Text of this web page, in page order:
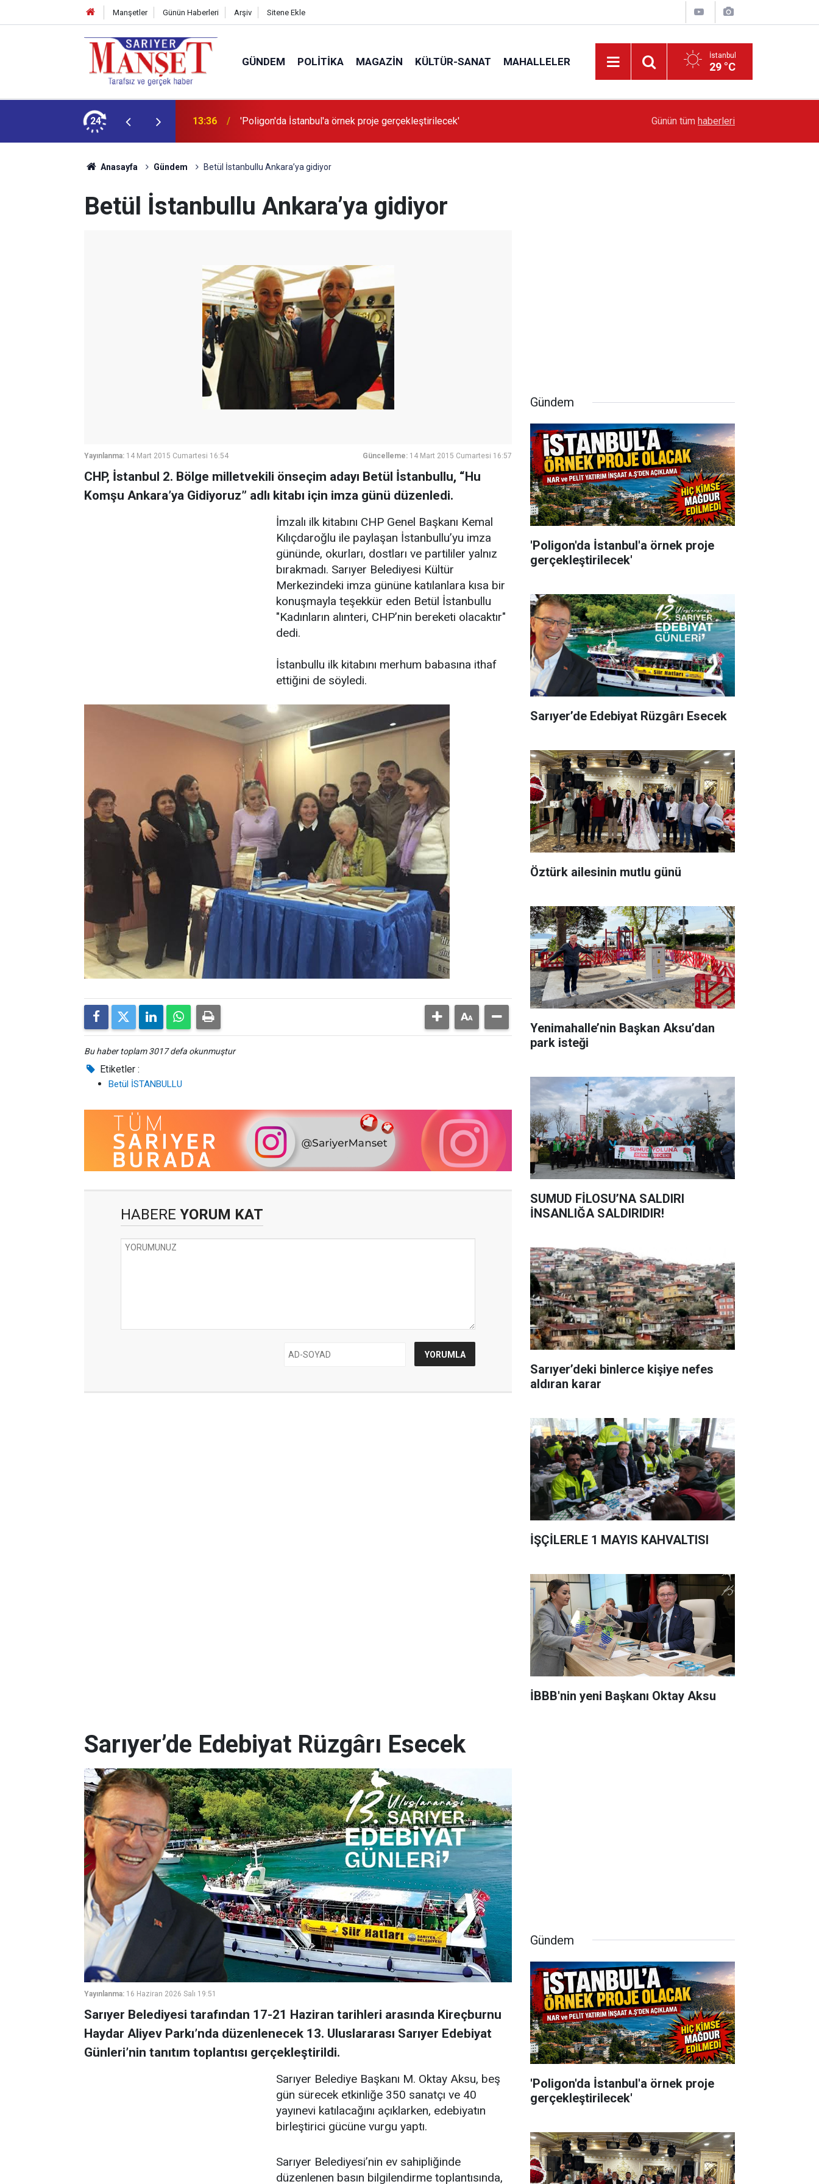
Manşetler Günün Haberleri Arşiv Sitene Ekle
GÜNDEM POLITIKA MAGAZIN KÜLTÜR-SANAT MAHALLELER İstanbul
29 °C
24 13:36 'Poligon'da İstanbul'a örnek proje gerçekleştirilecek' Sarıyer’de Edebiyat Rüzgârı Esecek
Günün tüm haberleri
Anasayfa Gündem Betül İstanbullu Ankara’ya gidiyor
Betül İstanbullu Ankara’ya gidiyor
Yayınlanma: 14 Mart 2015 Cumartesi 16:54 Güncelleme: 14 Mart 2015 Cumartesi 16:57
CHP, İstanbul 2. Bölge milletvekili önseçim adayı Betül İstanbullu, “Hu
Komşu Ankara’ya Gidiyoruz” adlı kitabı için imza günü düzenledi.
İmzalı ilk kitabını CHP Genel Başkanı Kemal
Kılıçdaroğlu ile paylaşan İstanbullu’yu imza
gününde, okurları, dostları ve partililer yalnız
bırakmadı. Sarıyer Belediyesi Kültür
Merkezindeki imza gününe katılanlara kısa bir
konuşmayla teşekkür eden Betül İstanbullu
"Kadınların alınteri, CHP’nin bereketi olacaktır"
dedi.
İstanbullu ilk kitabını merhum babasına ithaf
ettiğini de söyledi.
Bu haber toplam 3017 defa okunmuştur
Etiketler :
Betül İSTANBULLU
HABERE YORUM KAT
Gündem
'Poligon'da İstanbul'a örnek proje
gerçekleştirilecek'
Sarıyer’de Edebiyat Rüzgârı Esecek
Öztürk ailesinin mutlu günü
Yenimahalle’nin Başkan Aksu’dan
park isteği
SUMUD FİLOSU’NA SALDIRI
İNSANLIĞA SALDIRIDIR!
Sarıyer’deki binlerce kişiye nefes
aldıran karar
İŞÇİLERLE 1 MAYIS KAHVALTISI
İBBB'nin yeni Başkanı Oktay Aksu
Sarıyer’de Edebiyat Rüzgârı Esecek
Yayınlanma: 16 Haziran 2026 Salı 19:51
Sarıyer Belediyesi tarafından 17-21 Haziran tarihleri arasında Kireçburnu
Haydar Aliyev Parkı’nda düzenlenecek 13. Uluslararası Sarıyer Edebiyat
Günleri’nin tanıtım toplantısı gerçekleştirildi.
Sarıyer Belediye Başkanı M. Oktay Aksu, beş
gün sürecek etkinliğe 350 sanatçı ve 40
yayınevi katılacağını açıklarken, edebiyatın
birleştirici gücüne vurgu yaptı.
Sarıyer Belediyesi’nin ev sahipliğinde
düzenlenen basın bilgilendirme toplantısında,
Gündem
'Poligon'da İstanbul'a örnek proje
gerçekleştirilecek'